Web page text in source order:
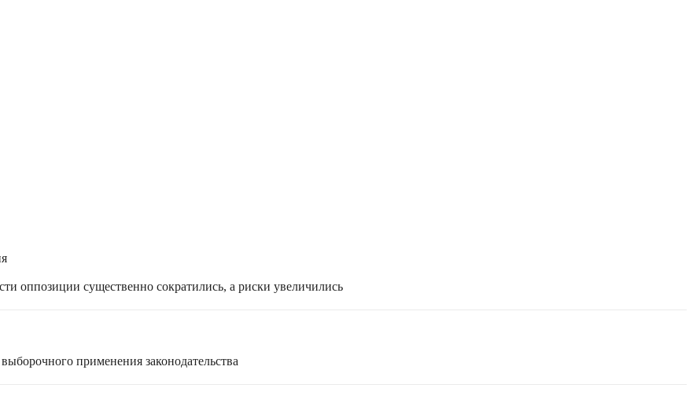
оппозиции существенно сократились, а риски увеличились
применения законодательства